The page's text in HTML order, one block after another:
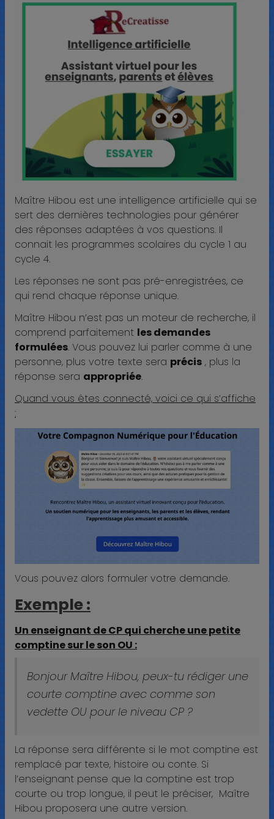
Maître Hibou est une intelligence artificielle qui se
sert des dernières technologies pour générer
des réponses adaptées à vos questions. Il
connait les programmes scolaires du cycle 1 au
cycle 4.
Les réponses ne sont pas pré-enregistrées, ce
qui rend chaque réponse unique.
Maître Hibou n’est pas un moteur de recherche, il
comprend parfaitement les demandes
formulées. Vous pouvez lui parler comme à une
personne, plus votre texte sera précis , plus la
réponse sera appropriée.
Quand vous êtes connecté, voici ce qui s’affiche
:
Vous pouvez alors formuler votre demande.
Exemple :
Un enseignant de CP qui cherche une petite
comptine sur le son OU :
Bonjour Maître Hibou, peux-tu rédiger une
courte comptine avec comme son
vedette OU pour le niveau CP ?
La réponse sera différente si le mot comptine est
remplacé par texte, histoire ou conte. Si
l’enseignant pense que la comptine est trop
courte ou trop longue, il peut le préciser, Maître
Hibou proposera une autre version.